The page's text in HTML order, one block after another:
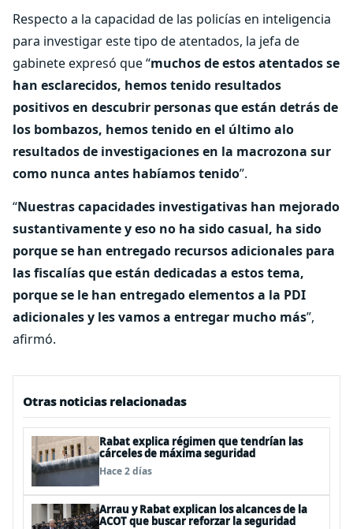
Respecto a la capacidad de las policías en inteligencia
para investigar este tipo de atentados, la jefa de
gabinete expresó que “muchos de estos atentados se
han esclarecidos, hemos tenido resultados
positivos en descubrir personas que están detrás de
los bombazos, hemos tenido en el último alo
resultados de investigaciones en la macrozona sur
como nunca antes habíamos tenido”.
“Nuestras capacidades investigativas han mejorado
sustantivamente y eso no ha sido casual, ha sido
porque se han entregado recursos adicionales para
las fiscalías que están dedicadas a estos tema,
porque se le han entregado elementos a la PDI
adicionales y les vamos a entregar mucho más”,
afirmó.
Otras noticias relacionadas
Rabat explica régimen que tendrían las
cárceles de máxima seguridad
Hace 2 días
Arrau y Rabat explican los alcances de la
ACOT que buscar reforzar la seguridad